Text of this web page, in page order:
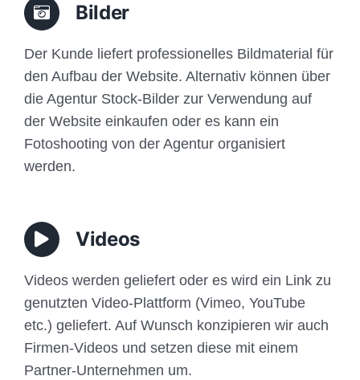
Bilder
Der Kunde liefert professionelles Bildmaterial für
den Aufbau der Website. Alternativ können über
die Agentur Stock-Bilder zur Verwendung auf
der Website einkaufen oder es kann ein
Fotoshooting von der Agentur organisiert
werden.
Videos
Videos werden geliefert oder es wird ein Link zu
genutzten Video-Plattform (Vimeo, YouTube
etc.) geliefert. Auf Wunsch konzipieren wir auch
Firmen-Videos und setzen diese mit einem
Partner-Unternehmen um.